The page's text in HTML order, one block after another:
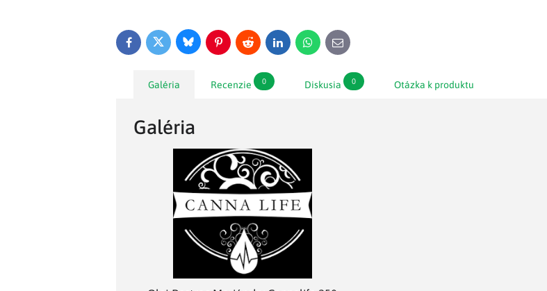
FacebookTwitterBlueskyPinterestRedditLinkedInWhatsApp
E-
mail
Galéria Recenzie 0 Diskusia 0 Otázka k produktu
Galéria